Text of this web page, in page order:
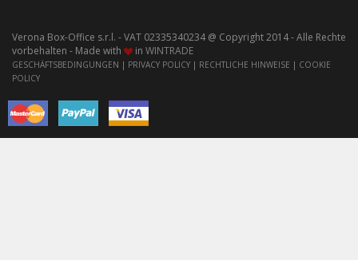
Verona Box-Office s.r.l. - VAT 02335340234 @ Copyright 2014 - Alle Rechte
vorbehalten - Made with
in WINTRADE
GESCHÄFTSBEDINGUNGEN | PRIVACY POLICY | RECHTLICHE HINWEISE | COOKIE
POLICY